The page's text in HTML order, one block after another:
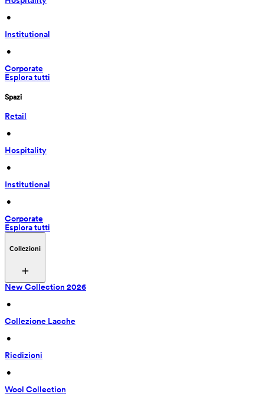
•
Institutional
•
Corporate
Esplora tutti
Spazi
Retail
•
Hospitality
•
Institutional
•
Corporate
Esplora tutti
Collezioni
New Collection 2026
•
Collezione Lacche
•
Riedizioni
•
Wool Collection